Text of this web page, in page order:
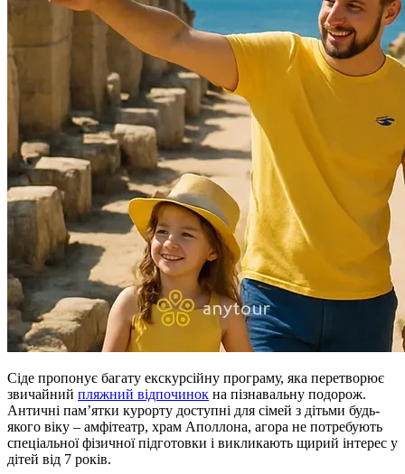
Сіде пропонує багату екскурсійну програму, яка перетворює
звичайний пляжний відпочинок на пізнавальну подорож.
Античні пам’ятки курорту доступні для сімей з дітьми будь-
якого віку – амфітеатр, храм Аполлона, агора не потребують
спеціальної фізичної підготовки і викликають щирий інтерес у
дітей від 7 років.